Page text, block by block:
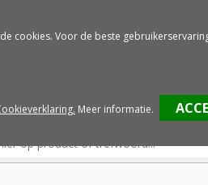
cookies. Voor de beste
Meer informatie.